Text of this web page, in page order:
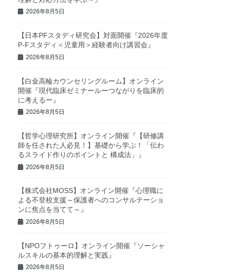
2026年8月5日
【日本PFスタディ研究会】対面開催『2026年度
P-Fスタディ＜児童用＞経験者向け講習会』
2026年8月5日
【白金高輪カウンセリングルーム】オンライン
開催『現代臨床ゼミナールーつながりを臨床的
に考えるー』
2026年8月5日
【哲学心理研究所】オンライン開催『【研修講
師を任された人必見！】基礎から学ぶ！「伝わ
るスライド作りのポイントと 構成法」』
2026年8月5日
【株式会社MOSS】オンライン開催『心理職に
よる不登校支援～保護者へのコンサルテーショ
ンに焦点を当てて～』
2026年8月5日
【NPOフトゥーロ】オンライン開催『ソーシャ
ルスキルの基本的理解と実践』
2026年8月5日